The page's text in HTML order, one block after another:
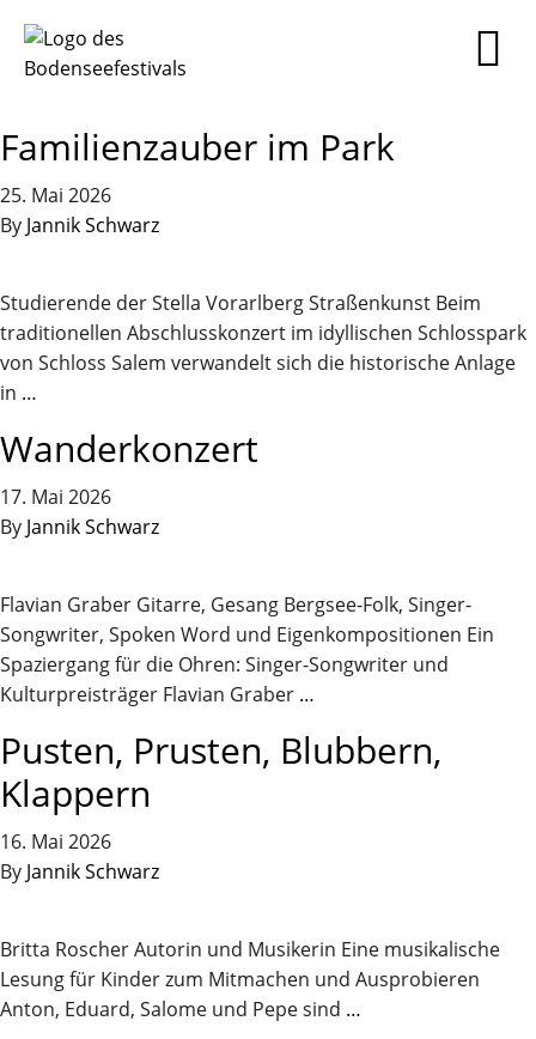
Familienzauber im Park
25. Mai 2026
By Jannik Schwarz
Studierende der Stella Vorarlberg Straßenkunst Beim
traditionellen Abschlusskonzert im idyllischen Schlosspark
von Schloss Salem verwandelt sich die historische Anlage
in …
Wanderkonzert
17. Mai 2026
By Jannik Schwarz
Flavian Graber Gitarre, Gesang Bergsee-Folk, Singer-
Songwriter, Spoken Word und Eigenkompositionen Ein
Spaziergang für die Ohren: Singer-Songwriter und
Kulturpreisträger Flavian Graber …
Pusten, Prusten, Blubbern,
Klappern
16. Mai 2026
By Jannik Schwarz
Britta Roscher Autorin und Musikerin Eine musikalische
Lesung für Kinder zum Mitmachen und Ausprobieren
Anton, Eduard, Salome und Pepe sind …